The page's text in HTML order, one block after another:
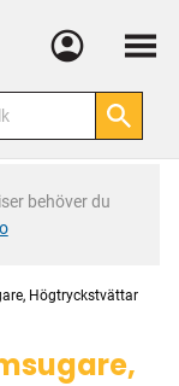
Meny
behöver du
Högtryckstvättar